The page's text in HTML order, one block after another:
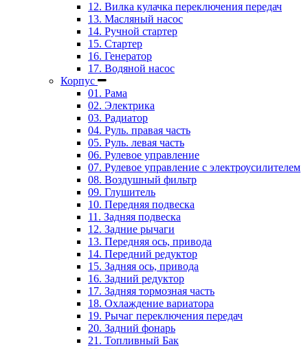
12. Вилка кулачка переключения передач
13. Масляный насос
14. Ручной стартер
15. Стартер
16. Генератор
17. Водяной насос
Корпус
01. Рама
02. Электрика
03. Радиатор
04. Руль. правая часть
05. Руль. левая часть
06. Рулевое управление
07. Рулевое управление с электроусилителем
08. Воздушный фильтр
09. Глушитель
10. Передняя подвеска
11. Задняя подвеска
12. Задние рычаги
13. Передняя ось, привода
14. Передний редуктор
15. Задняя ось, привода
16. Задний редуктор
17. Задняя тормозная часть
18. Охлаждение вариатора
19. Рычаг переключения передач
20. Задний фонарь
21. Топливный Бак